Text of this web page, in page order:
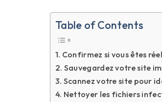
Table of Contents
Confirmez si vous êtes
Sauvegardez votre site
Scannez votre site pour
Nettoyer les fichiers